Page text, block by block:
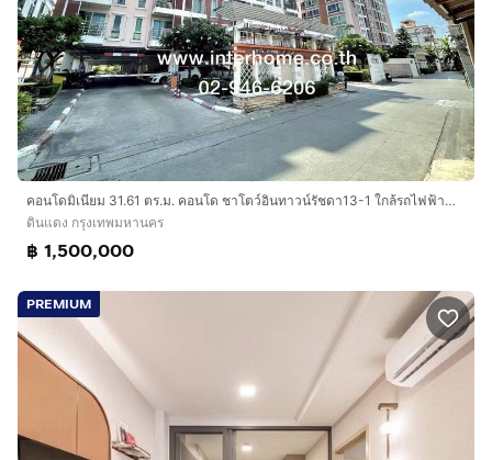
คอนโดมิเนียม 31.61 ตร.ม. คอนโด ชาโตว์อินทาวน์รัชดา13-1 ใกล้รถไฟฟ้าMRTสายสีน้ำเงิน สถานีห้วยขวางซอยรัชดาภิเษก13-1 ถนนรัชดาภิเษก เขตดินแดง
ดินแดง กรุงเทพมหานคร
฿ 1,500,000
PREMIUM